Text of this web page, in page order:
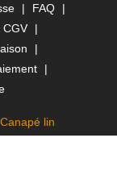
FAQ
CGV
Canapé lin